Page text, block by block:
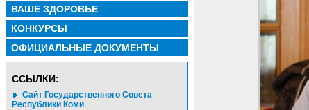
ВАШЕ ЗДОРОВЬЕ
КОНКУРСЫ
ОФИЦИАЛЬНЫЕ ДОКУМЕНТЫ
CСЫЛКИ:
Сайт Государственного Совета
Республики Коми